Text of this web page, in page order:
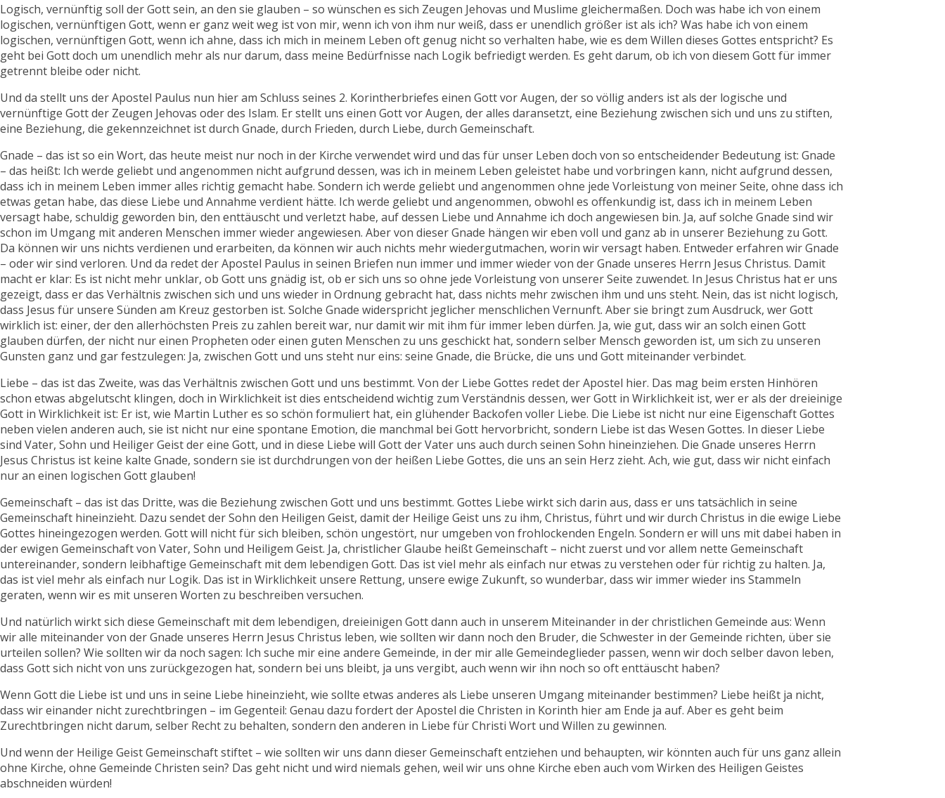
Logisch, vernünftig soll der Gott sein, an den sie glauben – so wünschen es sich Zeugen Jehovas und Muslime gleichermaßen. Doch was habe ich von einem
logischen, vernünftigen Gott, wenn er ganz weit weg ist von mir, wenn ich von ihm nur weiß, dass er unendlich größer ist als ich? Was habe ich von einem
logischen, vernünftigen Gott, wenn ich ahne, dass ich mich in meinem Leben oft genug nicht so verhalten habe, wie es dem Willen dieses Gottes entspricht? Es
geht bei Gott doch um unendlich mehr als nur darum, dass meine Bedürfnisse nach Logik befriedigt werden. Es geht darum, ob ich von diesem Gott für immer
getrennt bleibe oder nicht.
Und da stellt uns der Apostel Paulus nun hier am Schluss seines 2. Korintherbriefes einen Gott vor Augen, der so völlig anders ist als der logische und
vernünftige Gott der Zeugen Jehovas oder des Islam. Er stellt uns einen Gott vor Augen, der alles daransetzt, eine Beziehung zwischen sich und uns zu stiften,
eine Beziehung, die gekennzeichnet ist durch Gnade, durch Frieden, durch Liebe, durch Gemeinschaft.
Gnade – das ist so ein Wort, das heute meist nur noch in der Kirche verwendet wird und das für unser Leben doch von so entscheidender Bedeutung ist: Gnade
– das heißt: Ich werde geliebt und angenommen nicht aufgrund dessen, was ich in meinem Leben geleistet habe und vorbringen kann, nicht aufgrund dessen,
dass ich in meinem Leben immer alles richtig gemacht habe. Sondern ich werde geliebt und angenommen ohne jede Vorleistung von meiner Seite, ohne dass ich
etwas getan habe, das diese Liebe und Annahme verdient hätte. Ich werde geliebt und angenommen, obwohl es offenkundig ist, dass ich in meinem Leben
versagt habe, schuldig geworden bin, den enttäuscht und verletzt habe, auf dessen Liebe und Annahme ich doch angewiesen bin. Ja, auf solche Gnade sind wir
schon im Umgang mit anderen Menschen immer wieder angewiesen. Aber von dieser Gnade hängen wir eben voll und ganz ab in unserer Beziehung zu Gott.
Da können wir uns nichts verdienen und erarbeiten, da können wir auch nichts mehr wiedergutmachen, worin wir versagt haben. Entweder erfahren wir Gnade
– oder wir sind verloren. Und da redet der Apostel Paulus in seinen Briefen nun immer und immer wieder von der Gnade unseres Herrn Jesus Christus. Damit
macht er klar: Es ist nicht mehr unklar, ob Gott uns gnädig ist, ob er sich uns so ohne jede Vorleistung von unserer Seite zuwendet. In Jesus Christus hat er uns
gezeigt, dass er das Verhältnis zwischen sich und uns wieder in Ordnung gebracht hat, dass nichts mehr zwischen ihm und uns steht. Nein, das ist nicht logisch,
dass Jesus für unsere Sünden am Kreuz gestorben ist. Solche Gnade widerspricht jeglicher menschlichen Vernunft. Aber sie bringt zum Ausdruck, wer Gott
wirklich ist: einer, der den allerhöchsten Preis zu zahlen bereit war, nur damit wir mit ihm für immer leben dürfen. Ja, wie gut, dass wir an solch einen Gott
glauben dürfen, der nicht nur einen Propheten oder einen guten Menschen zu uns geschickt hat, sondern selber Mensch geworden ist, um sich zu unseren
Gunsten ganz und gar festzulegen: Ja, zwischen Gott und uns steht nur eins: seine Gnade, die Brücke, die uns und Gott miteinander verbindet.
Liebe – das ist das Zweite, was das Verhältnis zwischen Gott und uns bestimmt. Von der Liebe Gottes redet der Apostel hier. Das mag beim ersten Hinhören
schon etwas abgelutscht klingen, doch in Wirklichkeit ist dies entscheidend wichtig zum Verständnis dessen, wer Gott in Wirklichkeit ist, wer er als der dreieinige
Gott in Wirklichkeit ist: Er ist, wie Martin Luther es so schön formuliert hat, ein glühender Backofen voller Liebe. Die Liebe ist nicht nur eine Eigenschaft Gottes
neben vielen anderen auch, sie ist nicht nur eine spontane Emotion, die manchmal bei Gott hervorbricht, sondern Liebe ist das Wesen Gottes. In dieser Liebe
sind Vater, Sohn und Heiliger Geist der eine Gott, und in diese Liebe will Gott der Vater uns auch durch seinen Sohn hineinziehen. Die Gnade unseres Herrn
Jesus Christus ist keine kalte Gnade, sondern sie ist durchdrungen von der heißen Liebe Gottes, die uns an sein Herz zieht. Ach, wie gut, dass wir nicht einfach
nur an einen logischen Gott glauben!
Gemeinschaft – das ist das Dritte, was die Beziehung zwischen Gott und uns bestimmt. Gottes Liebe wirkt sich darin aus, dass er uns tatsächlich in seine
Gemeinschaft hineinzieht. Dazu sendet der Sohn den Heiligen Geist, damit der Heilige Geist uns zu ihm, Christus, führt und wir durch Christus in die ewige Liebe
Gottes hineingezogen werden. Gott will nicht für sich bleiben, schön ungestört, nur umgeben von frohlockenden Engeln. Sondern er will uns mit dabei haben in
der ewigen Gemeinschaft von Vater, Sohn und Heiligem Geist. Ja, christlicher Glaube heißt Gemeinschaft – nicht zuerst und vor allem nette Gemeinschaft
untereinander, sondern leibhaftige Gemeinschaft mit dem lebendigen Gott. Das ist viel mehr als einfach nur etwas zu verstehen oder für richtig zu halten. Ja,
das ist viel mehr als einfach nur Logik. Das ist in Wirklichkeit unsere Rettung, unsere ewige Zukunft, so wunderbar, dass wir immer wieder ins Stammeln
geraten, wenn wir es mit unseren Worten zu beschreiben versuchen.
Und natürlich wirkt sich diese Gemeinschaft mit dem lebendigen, dreieinigen Gott dann auch in unserem Miteinander in der christlichen Gemeinde aus: Wenn
wir alle miteinander von der Gnade unseres Herrn Jesus Christus leben, wie sollten wir dann noch den Bruder, die Schwester in der Gemeinde richten, über sie
urteilen sollen? Wie sollten wir da noch sagen: Ich suche mir eine andere Gemeinde, in der mir alle Gemeindeglieder passen, wenn wir doch selber davon leben,
dass Gott sich nicht von uns zurückgezogen hat, sondern bei uns bleibt, ja uns vergibt, auch wenn wir ihn noch so oft enttäuscht haben?
Wenn Gott die Liebe ist und uns in seine Liebe hineinzieht, wie sollte etwas anderes als Liebe unseren Umgang miteinander bestimmen? Liebe heißt ja nicht,
dass wir einander nicht zurechtbringen – im Gegenteil: Genau dazu fordert der Apostel die Christen in Korinth hier am Ende ja auf. Aber es geht beim
Zurechtbringen nicht darum, selber Recht zu behalten, sondern den anderen in Liebe für Christi Wort und Willen zu gewinnen.
Und wenn der Heilige Geist Gemeinschaft stiftet – wie sollten wir uns dann dieser Gemeinschaft entziehen und behaupten, wir könnten auch für uns ganz allein
ohne Kirche, ohne Gemeinde Christen sein? Das geht nicht und wird niemals gehen, weil wir uns ohne Kirche eben auch vom Wirken des Heiligen Geistes
abschneiden würden!